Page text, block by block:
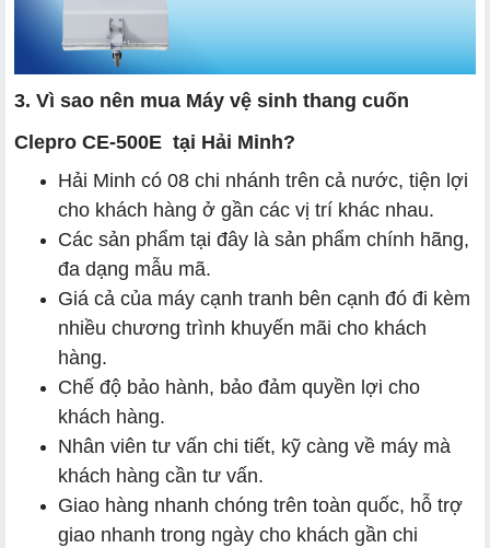
3. Vì sao nên mua Máy vệ sinh thang cuốn
Clepro CE-500E tại Hải Minh?
Hải Minh có 08 chi nhánh trên cả nước, tiện lợi
cho khách hàng ở gần các vị trí khác nhau.
Các sản phẩm tại đây là sản phẩm chính hãng,
đa dạng mẫu mã.
Giá cả của máy cạnh tranh bên cạnh đó đi kèm
nhiều chương trình khuyến mãi cho khách
hàng.
Chế độ bảo hành, bảo đảm quyền lợi cho
khách hàng.
Nhân viên tư vấn chi tiết, kỹ càng về máy mà
khách hàng cần tư vấn.
Giao hàng nhanh chóng trên toàn quốc, hỗ trợ
giao nhanh trong ngày cho khách gần chi